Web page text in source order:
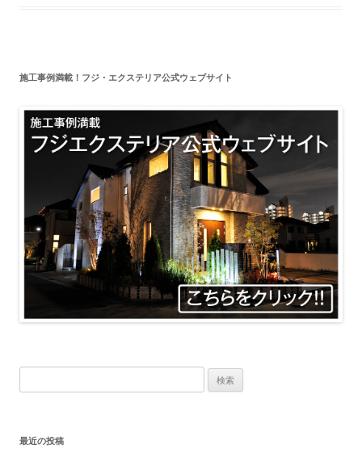
施工事例満載！フジ・エクステリア公式ウェブサイト
索:
最近の投稿